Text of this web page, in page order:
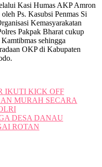
Kasi Humas AKP Amron
Ps. Kasubsi Penmas Si
Kemasyarakatan
Pakpak Bharat cukup
sehingga
OKP di Kabupaten
IKUTI KICK OFF
MURAH SECARA
DESA DANAU
ROTAN